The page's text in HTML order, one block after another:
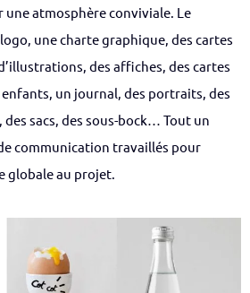
atmosphère conviviale. Le
une charte graphique, des cartes
des affiches, des cartes
un journal, des portraits, des
sacs, des sous-bock… Tout un
communication travaillés pour
globale au projet.